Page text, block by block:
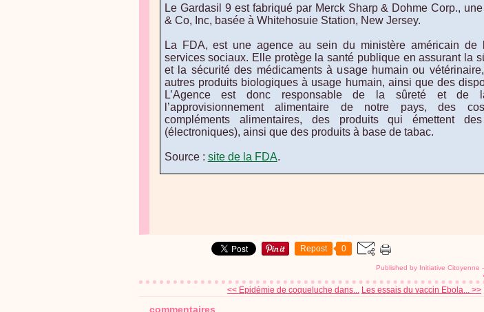
Le Gardasil 9 est fabriqué par Merck Sharp & Dohme Corp.,
& Co, Inc, basée à Whitehosuie Station, New Jersey.
La FDA, est une agence au sein du ministère américain de
services sociaux. Elle protège la santé publique en assurant la
et la sécurité des médicaments à usage humain ou
autres produits biologiques à usage humain, ainsi que des
L’Agence est donc responsable de la sûreté et de
l’approvisionnement alimentaire de notre pays, des
compléments alimentaires, des produits qui émettent des
(électroniques), ainsi que des produits à base de tabac.
Source : site de la FDA.
Repost 0
Published by Initiative Citoyenne -
<< Epidémie de coqueluche dans... Les essais du vaccin Ebola... >>
commentaires